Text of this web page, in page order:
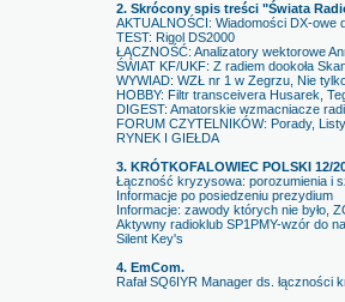
2. Skrócony spis treści "Świata
AKTUALNOŚCI: Wiadomości DX-owe
TEST: Rigol DS2000
ŁĄCZNOŚĆ: Analizatory wektorowe
ŚWIAT KF/UKF: Z radiem dookoła
WYWIAD: WZŁ nr 1 w Zegrzu, Nie
HOBBY: Filtr transceivera Husarek,
DIGEST: Amatorskie wzmacniacze
FORUM CZYTELNIKÓW: Porady, Listy
RYNEK I GIEŁDA
3. KRÓTKOFALOWIEC POLSKI 12/
Łączność kryzysowa: porozumienia i
Informacje po posiedzeniu prezydium
Informacje: zawody których nie było,
Aktywny radioklub SP1PMY-wzór do
Silent Key's
4. EmCom.
Rafał SQ6IYR Manager ds.